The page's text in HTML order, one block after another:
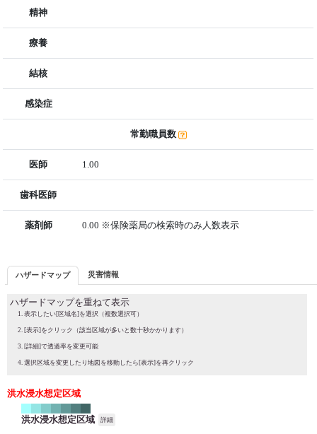
精神
療養
結核
感染症
常勤職員数
医師 1.00
歯科医師
薬剤師 0.00 ※保険薬局の検索時のみ人数表示
ハザードマップ 災害情報
ハザードマップを重ねて表示
表示したい[区域名]を選択（複数選択可）
[表示]をクリック（該当区域が多いと数十秒かかります）
[詳細]で透過率を変更可能
選択区域を変更したり地図を移動したら[表示]を再クリック
洪水浸水想定区域
洪水浸水想定区域 詳細